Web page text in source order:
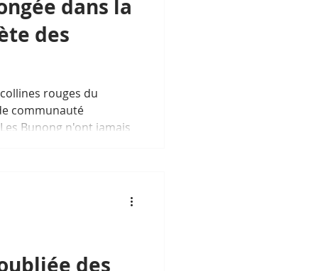
dans la
des
rouges du
communauté
Bunong n'ont jamais
des